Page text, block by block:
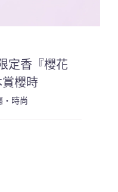
定香『櫻花
櫻時
・時尚